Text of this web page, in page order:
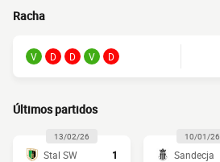
Racha
V D D V D
Últimos partidos
13/02/26
Stal SW
1
10/01/26
Sandecja